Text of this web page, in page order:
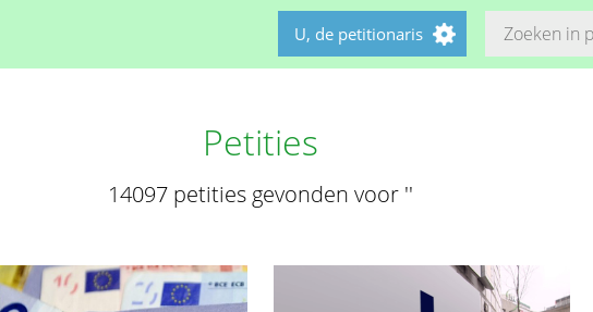
U, de petitionaris
Petities
14097 petities gevonden voor ''